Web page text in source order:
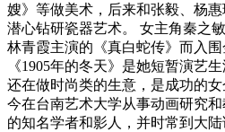
嫂》等做美术，后来和张毅、杨
潜心钻研瓷器艺术。 女主角秦之
林青霞主演的《真白蛇传》而入围
《1905年的冬天》是她短暂演艺
还在做时尚类的生意，是成功的
今在台南艺术大学从事动画研究
的知名学者和影人，并时常到大